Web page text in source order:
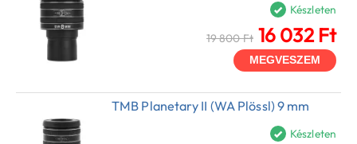
Készleten
19 800 Ft 16 032 Ft
MEGVESZEM
TMB Planetary II (WA Plössl) 9 mm
Készleten